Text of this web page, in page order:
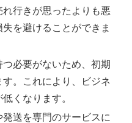
行きが思ったよりも悪
を避けることができま
つ必要がないため、初期
。これにより、ビジネ
くなります。
発送を専門のサービスに